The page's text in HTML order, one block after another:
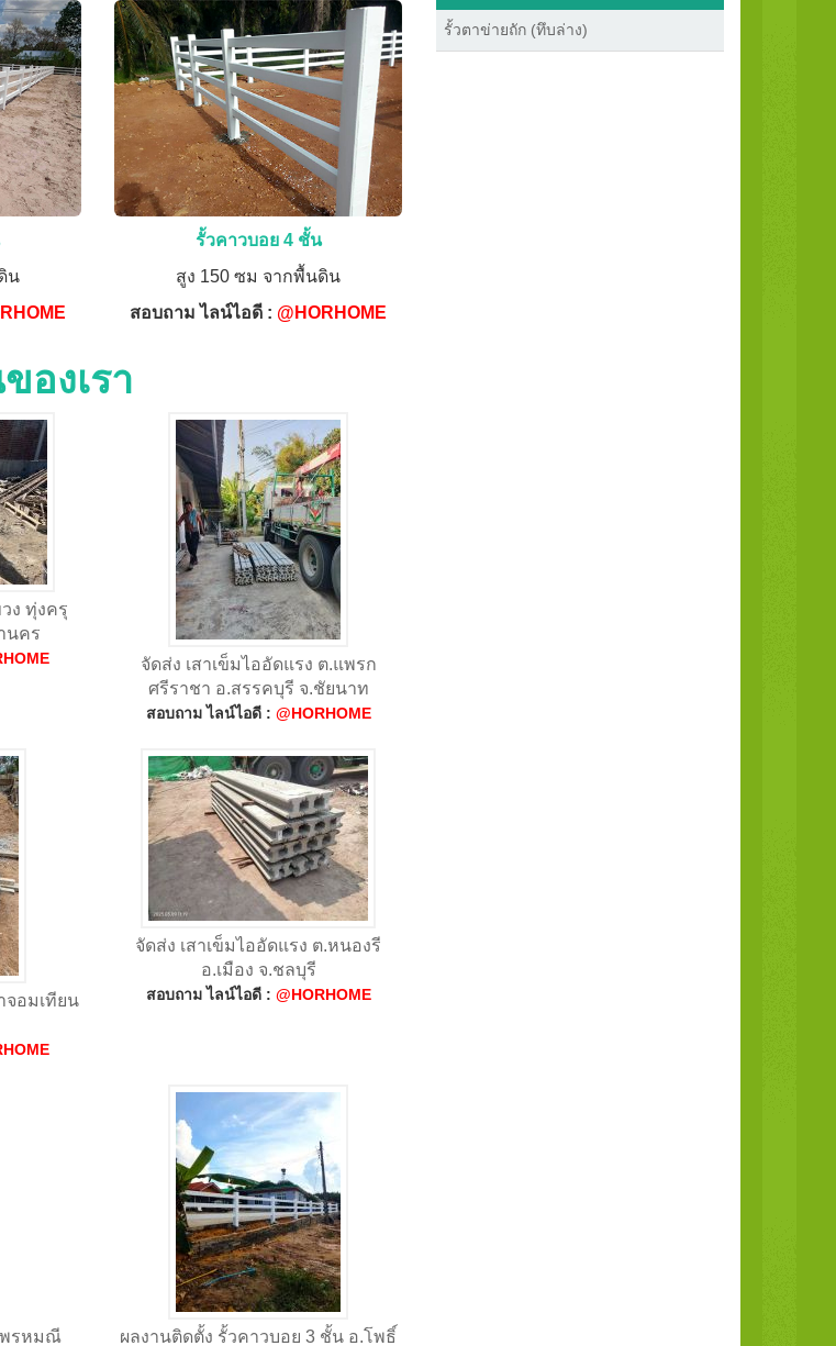
น
รั้วคาวบอย 4 ชั้น
สูง 150 ซม จากพื้นดิน
สอบถาม ไลน์ไอดี : @HORHOME
องเรา
ง ทุ่งครุ
นคร
จัดส่ง เสาเข็มไออัดแรง ต.แพรก
ศรีราชา อ.สรรคบุรี จ.ชัยนาท
สอบถาม ไลน์ไอดี : @HORHOME
อมเทียน
จัดส่ง เสาเข็มไออัดแรง ต.หนองรี
อ.เมือง จ.ชลบุรี
สอบถาม ไลน์ไอดี : @HORHOME
พรหมณี ผลงานติดตั้ง รั้วคาวบอย 3 ชั้น อ.โพธิ์
รั้วตาข่ายถัก (ทึบล่าง)